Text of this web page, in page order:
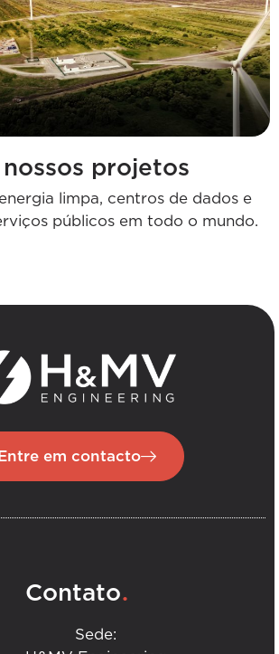
nossos projetos
limpa, centros de dados e
públicos em todo o mundo.
Entre em contacto
Contato.
Sede: